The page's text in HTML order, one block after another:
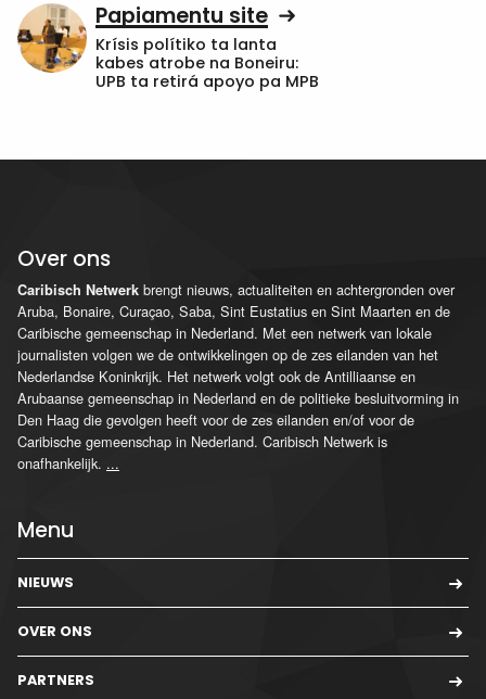
Papiamentu site
Krísis polítiko ta lanta
kabes atrobe na Boneiru:
UPB ta retirá apoyo pa MPB
Over ons
Caribisch Netwerk brengt nieuws, actualiteiten en achtergronden over
Aruba, Bonaire, Curaçao, Saba, Sint Eustatius en Sint Maarten en de
Caribische gemeenschap in Nederland. Met een netwerk van lokale
journalisten volgen we de ontwikkelingen op de zes eilanden van het
Nederlandse Koninkrijk. Het netwerk volgt ook de Antilliaanse en
Arubaanse gemeenschap in Nederland en de politieke besluitvorming in
Den Haag die gevolgen heeft voor de zes eilanden en/of voor de
Caribische gemeenschap in Nederland. Caribisch Netwerk is
onafhankelijk. ...
Menu
NIEUWS
OVER ONS
PARTNERS